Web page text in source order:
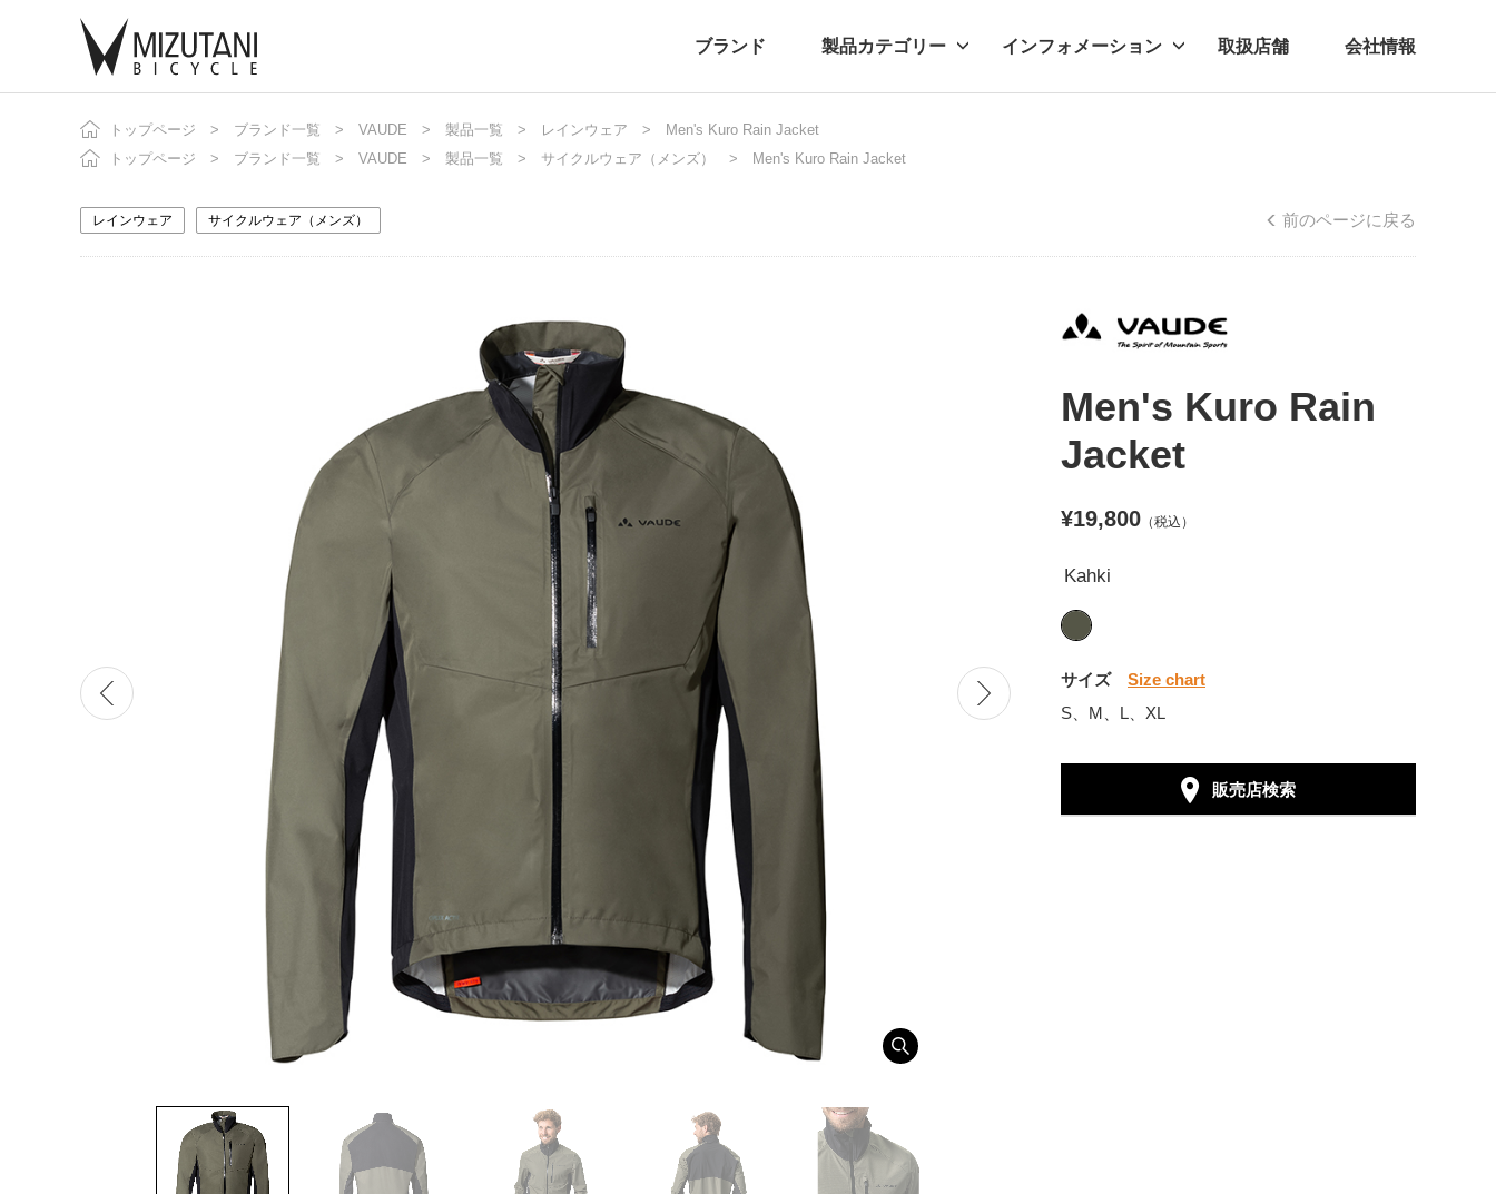
ブランド 製品カテゴリー
自転車 自転車パーツ アクセサリー
インフォメーション
ニュース プレスリリース
取扱店舗 会社情報
トップページ ブランド一覧 VAUDE 製品一覧 レインウェア
Men's Kuro Rain Jacket
トップページ
ブランド一覧 VAUDE 製品一覧 サイクルウェア（メンズ） Men's Kuro Rain Jacket
レインウェア サイクルウェア（メンズ） 前のページに戻る
Men's Kuro Rain
Jacket
¥19,800 （税込）
Kahki
サイズ Size chart
S、M、L、XL
販売店検索